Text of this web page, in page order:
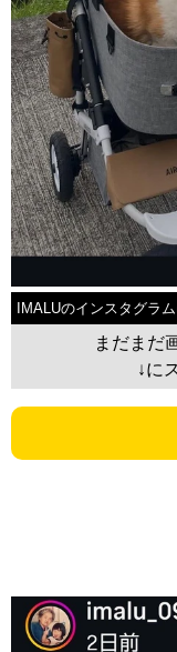
IMALUのインスタグラ
まだまだ
↓に